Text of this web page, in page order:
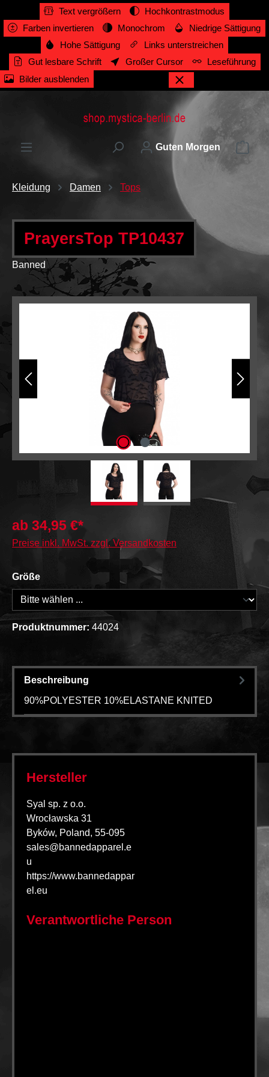
springen Text vergrößern
Hochkontrastmodus
Farben invertieren
Monochrom
Niedrige Sättigung
Hohe Sättigung
Links unterstreichen
Gut lesbare Schrift
Großer Cursor
Leseführung
Bilder ausblenden
Guten Morgen
Kleidung Damen Tops
PrayersTop TP10437
Banned
Bildergalerie überspringen
ab 34,95 €*
Preise inkl. MwSt. zzgl. Versandkosten
Größe
Produktnummer: 44024
Beschreibung
90%POLYESTER 10%ELASTANE KNITED
Hersteller
Syal sp. z o.o.
Wrocławska 31
Byków, Poland, 55-095
sales@bannedapparel.e
u
https://www.bannedappar
el.eu
Verantwortliche Person